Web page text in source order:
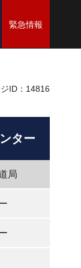
緊急情報
ID：14816
ター
局